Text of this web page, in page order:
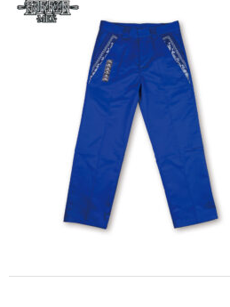
全商品（ウェア）
ロングTシャツ
ゲームシャツ
コーチジャケット
スウェット＆フーディ
ヘッドギア